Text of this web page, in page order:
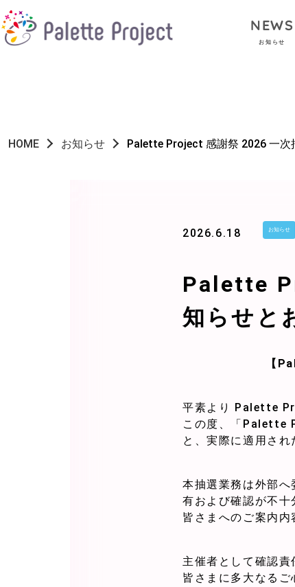
NEWS
お知らせ
HOME お知らせ Palette Project 感謝祭 2026 一次
2026.6.18 お知らせ
Palette
知らせと
【
平素より Palette
この度、「Palette
と、実際に適用され
本抽選業務は外部
有および確認が不十
皆さまへのご案内内
主催者として確認
皆さまに多大なるご